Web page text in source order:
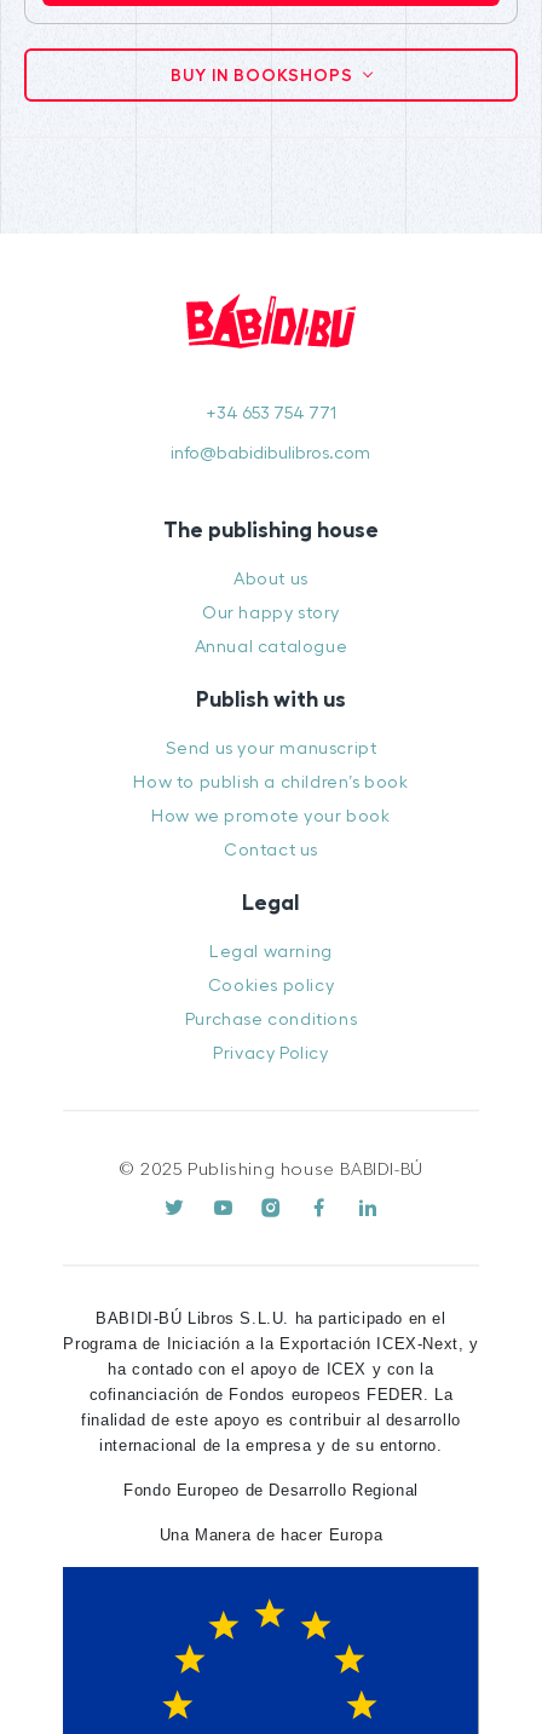
BUY IN BOOKSHOPS
+34 653 754 771
info@babidibulibros.com
The publishing house
About us
Our happy story
Annual catalogue
Publish with us
Send us your manuscript
How to publish a children’s book
How we promote your book
Contact us
Legal
Legal warning
Cookies policy
Purchase conditions
Privacy Policy
© 2025 Publishing house BABIDI-BÚ
BABIDI-BÚ Libros S.L.U. ha participado en el
Programa de Iniciación a la Exportación ICEX-Next, y
ha contado con el apoyo de ICEX y con la
cofinanciación de Fondos europeos FEDER. La
finalidad de este apoyo es contribuir al desarrollo
internacional de la empresa y de su entorno.
Fondo Europeo de Desarrollo Regional
Una Manera de hacer Europa